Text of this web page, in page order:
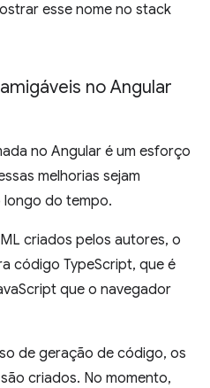
esse nome no stack
no Angular
no Angular é um esforço
melhorias sejam
longo do tempo.
criados pelos autores, o
código TypeScript, que é
que o navegador
de geração de código, os
criados. No momento,